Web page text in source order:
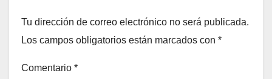
Tu dirección de correo electrónico no será publicada.
Los campos obligatorios están marcados con *
Comentario *